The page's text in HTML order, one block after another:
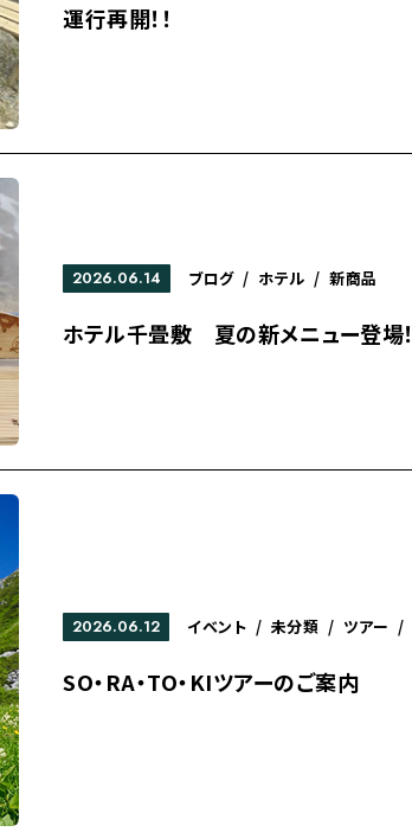
運行再開！！
2026.06.14 ブログ / ホテル / 新商品
ホテル千畳敷 夏の新メニュー登場！
2026.06.12 イベント / 未分類 / ツアー /
SO・RA・TO・KIツアーのご案内